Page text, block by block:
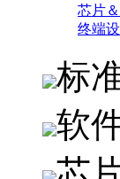
芯片
终端
标
软